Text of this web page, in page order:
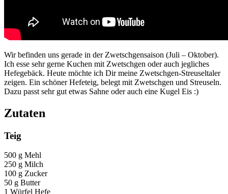
Wir befinden uns gerade in der Zwetschgensaison (Juli – Oktober).
Ich esse sehr gerne Kuchen mit Zwetschgen oder auch jegliches
Hefegebäck. Heute möchte ich Dir meine Zwetschgen-Streuseltaler
zeigen. Ein schöner Hefeteig, belegt mit Zwetschgen und Streuseln.
Dazu passt sehr gut etwas Sahne oder auch eine Kugel Eis :)
Zutaten
Teig
500 g Mehl
250 g Milch
100 g Zucker
50 g Butter
1 Würfel Hefe